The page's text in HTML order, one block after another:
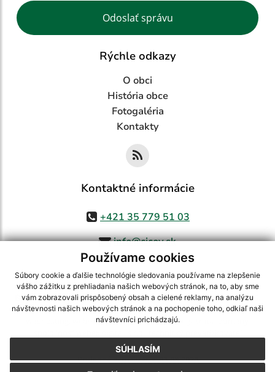
Používame cookies
Súbory cookie a ďalšie technológie sledovania používame na zlepšenie
vášho zážitku z prehliadania našich webových stránok, na to, aby sme
vám zobrazovali prispôsobený obsah a cielené reklamy, na analýzu
návštevnosti našich webových stránok a na pochopenie toho, odkiaľ naši
návštevníci prichádzajú.
SÚHLASÍM
Google reCaptcha Response
Odoslať správu
Rýchle odkazy
O obci
História obce
Fotogaléria
Kontakty
Kontaktné informácie
+421 35 779 51 03
info@cicov.sk
využite možnosť získavania aktuálnych informácií s využitím RSS
CMS systém (redakčný) systém ECHELON 2,Mapa stránok,web portál
webex.digital, s.r.o.,domény,registrácia domény
Posledná aktualizácia:03.08.2026